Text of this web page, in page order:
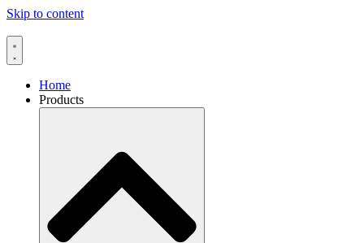
Skip to content
Home
Products